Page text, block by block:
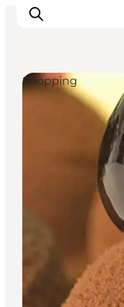
Se og oplev
Shopping